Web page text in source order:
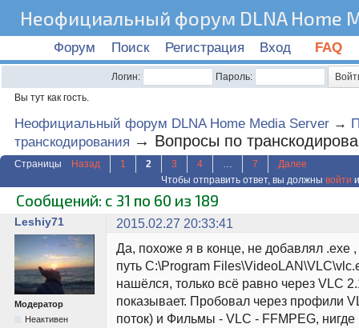
Неофициальный форум DLNA Home
Форум Поиск Регистрация Вход FAQ
Логин:
Пароль:
Вы тут как гость.
Неофициальный форум DLNA Home Media Server →
транскодирования → Вопросы по
Страницы Назад 1 2 3 4 … 7
Далее
Чтобы отправить ответ, вы должны войти
Сообщений: с 31 по 60 из 189
Leshiy71 2015.02.27 20:33:41
Модератор
Неактивен
Да, похоже я в конце, не добавлял .exe ,
путь C:\Program
нашёлся, только всё равно через VLC
показывает. Пробовал через профили
поток) и Фильмы - VLC - FFMPEG, нигде